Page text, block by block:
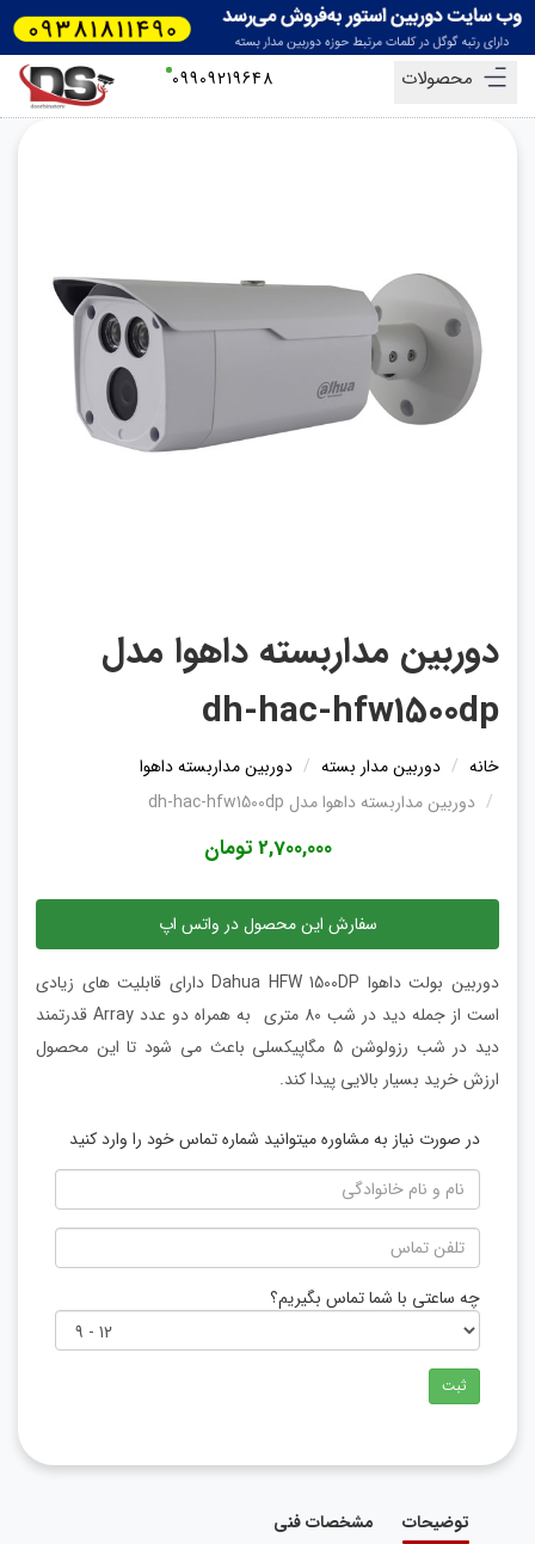
محصولات 09909219648
دوربین مداربسته داهوا مدل
dh-hac-hfw1500dp
خانه دوربین مدار بسته
دوربین مداربسته داهوا
دوربین مداربسته داهوا مدل dh-hac-hfw1500dp
2,700,000 تومان
سفارش این محصول در واتس اپ
دوربین بولت داهوا Dahua HFW 1500DP دارای قابلیت های زیادی
است از جمله دید در شب 80 متری به همراه دو عدد Array قدرتمند
دید در شب رزولوشن 5 مگاپیکسلی باعث می شود تا این محصول
ارزش خرید بسیار بالایی پیدا کند.
در صورت نیاز به مشاوره میتوانید شماره تماس خود را وارد کنید
چه ساعتی با شما تماس بگیریم؟
ثبت
توضیحات مشخصات فنی